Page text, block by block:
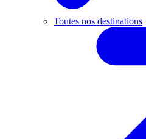
Toutes nos destinations